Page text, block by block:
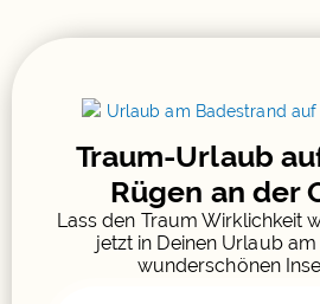
Traum-Urlaub
Rügen an der
Lass den Traum Wirklichkeit
jetzt in Deinen Urlaub
wunderschönen